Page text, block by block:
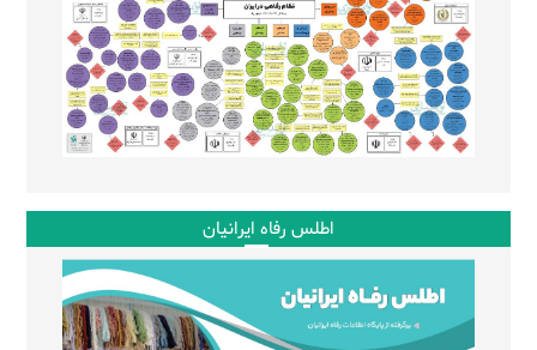
اطلس رفاه ایرانیان